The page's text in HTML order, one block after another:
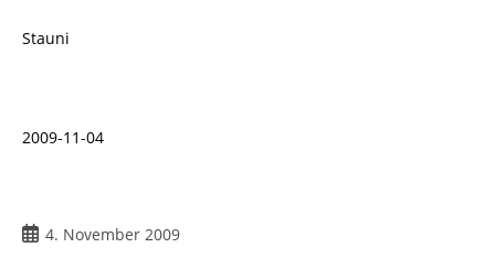
Stauni
2009-11-04
Beitrag
4. November 2009